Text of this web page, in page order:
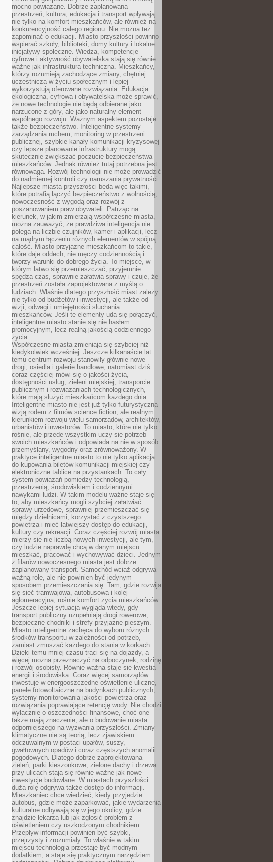
mocno powiązane. Dobrze zaplanowana
przestrzeń, kultura, edukacja i transport wpływają
nie tylko na komfort mieszkańców, ale również na
konkurencyjność całego regionu. Nie można też
zapominać o edukacji. Miasto przyszłości powinno
wspierać szkoły, biblioteki, domy kultury i lokalne
inicjatywy społeczne. Wiedza, kompetencje
cyfrowe i aktywność obywatelska stają się równie
ważne jak infrastruktura techniczna. Mieszkańcy,
którzy rozumieją zachodzące zmiany, chętniej
uczestniczą w życiu społecznym i lepiej
wykorzystują oferowane rozwiązania. Edukacja
ekologiczna, cyfrowa i obywatelska może sprawić,
że nowe technologie nie będą odbierane jako
narzucone z góry, ale jako naturalny element
wspólnego rozwoju. Ważnym aspektem pozostaje
także bezpieczeństwo. Inteligentne systemy
zarządzania ruchem, monitoring w przestrzeni
publicznej, szybkie kanały komunikacji kryzysowej
czy lepsze planowanie infrastruktury mogą
skutecznie zwiększać poczucie bezpieczeństwa
mieszkańców. Jednak również tutaj potrzebna jest
równowaga. Rozwój technologii nie może prowadzić
do nadmiernej kontroli czy naruszania prywatności.
Najlepsze miasta przyszłości będą więc takimi,
które potrafią łączyć bezpieczeństwo z wolnością,
nowoczesność z wygodą oraz rozwój z
poszanowaniem praw obywateli. Patrząc na
kierunek, w jakim zmierzają współczesne miasta,
można zauważyć, że prawdziwa inteligencja nie
polega na liczbie czujników, kamer i aplikacji, lecz
na mądrym łączeniu różnych elementów w spójną
całość. Miasto przyjazne mieszkańcom to takie,
które daje oddech, nie męczy codziennością i
tworzy warunki do dobrego życia. To miejsce, w
którym łatwo się przemieszczać, przyjemnie
spędza czas, sprawnie załatwia sprawy i czuje, że
przestrzeń została zaprojektowana z myślą o
ludziach. Właśnie dlatego przyszłość miast zależy
nie tylko od budżetów i inwestycji, ale także od
wizji, odwagi i umiejętności słuchania
mieszkańców. Jeśli te elementy uda się połączyć,
inteligentne miasto stanie się nie hasłem
promocyjnym, lecz realną jakością codziennego
życia.
Współczesne miasta zmieniają się szybciej niż
kiedykolwiek wcześniej. Jeszcze kilkanaście lat
temu centrum rozwoju stanowiły głównie nowe
drogi, osiedla i galerie handlowe, natomiast dziś
coraz częściej mówi się o jakości życia,
dostępności usług, zieleni miejskiej, transporcie
publicznym i rozwiązaniach technologicznych,
które mają służyć mieszkańcom każdego dnia.
Inteligentne miasto nie jest już tylko futurystyczną
wizją rodem z filmów science fiction, ale realnym
kierunkiem rozwoju wielu samorządów, architektów,
urbanistów i inwestorów. To miasto, które nie tylko
rośnie, ale przede wszystkim uczy się potrzeb
swoich mieszkańców i odpowiada na nie w sposób
przemyślany, wygodny oraz zrównoważony. W
praktyce inteligentne miasto to nie tylko aplikacja
do kupowania biletów komunikacji miejskiej czy
elektroniczne tablice na przystankach. To cały
system powiązań pomiędzy technologią,
przestrzenią, środowiskiem i codziennymi
nawykami ludzi. W takim modelu ważne staje się
to, aby mieszkańcy mogli szybciej załatwiać
sprawy urzędowe, sprawniej przemieszczać się
między dzielnicami, korzystać z czystszego
powietrza i mieć łatwiejszy dostęp do edukacji,
kultury czy rekreacji. Coraz częściej rozwój miasta
mierzy się nie liczbą nowych inwestycji, ale tym,
czy ludzie naprawdę chcą w danym miejscu
mieszkać, pracować i wychowywać dzieci. Jednym
z filarów nowoczesnego miasta jest dobrze
zaplanowany transport. Samochód wciąż odgrywa
ważną rolę, ale nie powinien być jedynym
sposobem przemieszczania się. Tam, gdzie rozwija
się sieć tramwajowa, autobusowa i kolej
aglomeracyjna, rośnie komfort życia mieszkańców.
Jeszcze lepiej sytuacja wygląda wtedy, gdy
transport publiczny uzupełniają drogi rowerowe,
bezpieczne chodniki i strefy przyjazne pieszym.
Miasto inteligentne zachęca do wyboru różnych
środków transportu w zależności od potrzeb,
zamiast zmuszać każdego do stania w korkach.
Dzięki temu mniej czasu traci się na dojazdy, a
więcej można przeznaczyć na odpoczynek, rodzinę
i rozwój osobisty. Równie ważna staje się kwestia
energii i środowiska. Coraz więcej samorządów
inwestuje w energooszczędne oświetlenie uliczne,
panele fotowoltaiczne na budynkach publicznych,
systemy monitorowania jakości powietrza oraz
rozwiązania poprawiające retencję wody. Nie chodzi
wyłącznie o oszczędności finansowe, choć one
także mają znaczenie, ale o budowanie miasta
odporniejszego na wyzwania przyszłości. Zmiany
klimatyczne nie są teorią, lecz zjawiskiem
odczuwalnym w postaci upałów, suszy,
gwałtownych opadów i coraz częstszych anomalii
pogodowych. Dlatego dobrze zaprojektowana
zieleń, parki kieszonkowe, zielone dachy i drzewa
przy ulicach stają się równie ważne jak nowe
inwestycje budowlane. W miastach przyszłości
dużą rolę odgrywa także dostęp do informacji.
Mieszkaniec chce wiedzieć, kiedy przyjedzie
autobus, gdzie może zaparkować, jakie wydarzenia
kulturalne odbywają się w jego okolicy, gdzie
znajdzie lekarza lub jak zgłosić problem z
oświetleniem czy uszkodzonym chodnikiem.
Przepływ informacji powinien być szybki,
przejrzysty i zrozumiały. To właśnie w takim
miejscu technologia przestaje być modnym
dodatkiem, a staje się praktycznym narzędziem